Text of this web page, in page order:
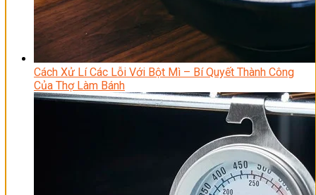
Cách Xử Lí Các Lỗi Với Bột Mì – Bí Quyết Thành Công
Của Thợ Làm Bánh